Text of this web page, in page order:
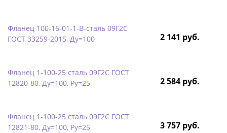
Фланец 100-16-01-1-B-сталь 09Г2С
ГОСТ 33259-2015, Ду=100
2 141 руб.
Фланец 1-100-25 сталь 09Г2С ГОСТ
12820-80, Ду=100, Ру=25
2 584 руб.
Фланец 1-100-25 сталь 09Г2С ГОСТ
12821-80, Ду=100, Ру=25
3 757 руб.